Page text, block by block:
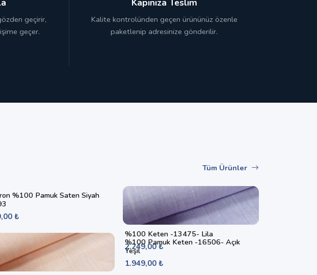
geçirir,
geçer.
Kapınıza Teslim
Kalite kontrolünden geçen ürününüz özenle
paketlenip adresinize gönderilir.
Tüm Ürünler
%100 Pamuk Saten Siyah
₺
%100 Keten -13475- Lila
2.249,00 ₺
%100 Pamuk Keten -16506- Açık
Yeşil
1.949,00 ₺